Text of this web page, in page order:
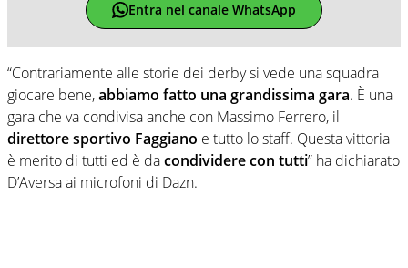
Entra nel canale WhatsApp
“Contrariamente alle storie dei derby si vede una squadra
giocare bene,abbiamo fatto una grandissima gara. È una
gara che va condivisa anche con Massimo Ferrero, il
direttore sportivo Faggiano e tutto lo staff. Questa vittoria
è merito di tutti ed è dacondividere con tutti” ha dichiarato
D’Aversa ai microfoni di Dazn.